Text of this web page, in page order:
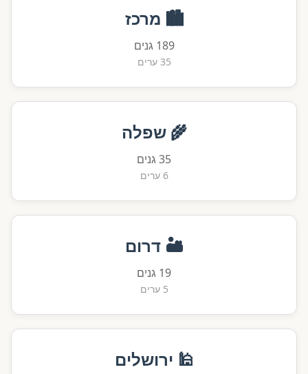
🏙️ מרכז
189 גנים
35 ערים
🌾 שפלה
35 גנים
6 ערים
🏜️ דרום
19 גנים
5 ערים
🕌 ירושלים